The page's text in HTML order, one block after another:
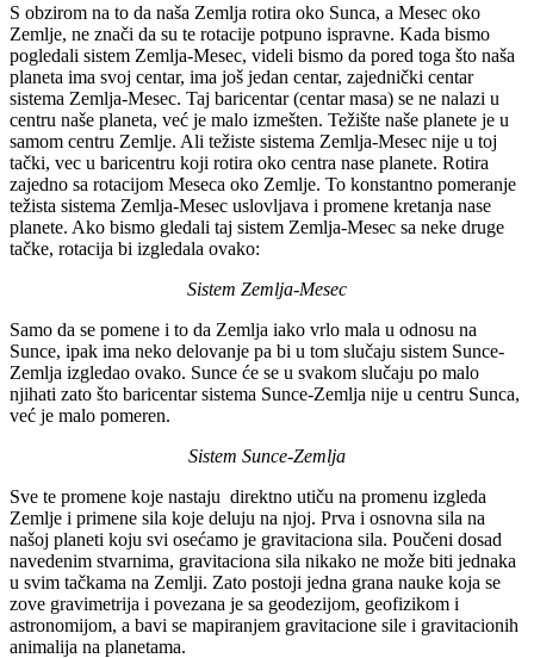
S obzirom na to da naša Zemlja rotira oko Sunca, a Mesec oko
Zemlje, ne znači da su te rotacije potpuno ispravne. Kada bismo
pogledali sistem Zemlja-Mesec, videli bismo da pored toga što naša
planeta ima svoj centar, ima još jedan centar, zajednički centar
sistema Zemlja-Mesec. Taj baricentar (centar masa) se ne nalazi u
centru naše planeta, već je malo izmešten. Težište naše planete je u
samom centru Zemlje. Ali težiste sistema Zemlja-Mesec nije u toj
tački, vec u baricentru koji rotira oko centra nase planete. Rotira
zajedno sa rotacijom Meseca oko Zemlje. To konstantno pomeranje
težista sistema Zemlja-Mesec uslovljava i promene kretanja nase
planete. Ako bismo gledali taj sistem Zemlja-Mesec sa neke druge
tačke, rotacija bi izgledala ovako:
Sistem Zemlja-Mesec
Samo da se pomene i to da Zemlja iako vrlo mala u odnosu na
Sunce, ipak ima neko delovanje pa bi u tom slučaju sistem Sunce-
Zemlja izgledao ovako. Sunce će se u svakom slučaju po malo
njihati zato što baricentar sistema Sunce-Zemlja nije u centru Sunca,
već je malo pomeren.
Sistem Sunce-Zemlja
Sve te promene koje nastaju direktno utiču na promenu izgleda
Zemlje i primene sila koje deluju na njoj. Prva i osnovna sila na
našoj planeti koju svi osećamo je gravitaciona sila. Poučeni dosad
navedenim stvarnima, gravitaciona sila nikako ne može biti jednaka
u svim tačkama na Zemlji. Zato postoji jedna grana nauke koja se
zove gravimetrija i povezana je sa geodezijom, geofizikom i
astronomijom, a bavi se mapiranjem gravitacione sile i gravitacionih
animalija na planetama.